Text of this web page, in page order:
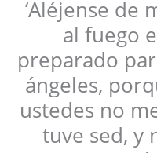
‘Aléjense de
al fuego
preparado
ángeles,
ustedes no
tuve sed, y